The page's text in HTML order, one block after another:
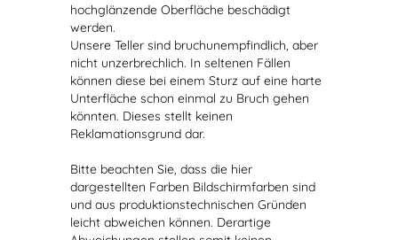
hochglänzende Oberfläche beschädigt
werden.
Unsere Teller sind bruchunempfindlich, aber
nicht unzerbrechlich. In seltenen Fällen
können diese bei einem Sturz auf eine harte
Unterfläche schon einmal zu Bruch gehen
könnten. Dieses stellt keinen
Reklamationsgrund dar.
Bitte beachten Sie, dass die hier
dargestellten Farben Bildschirmfarben sind
und aus produktionstechnischen Gründen
leicht abweichen können. Derartige